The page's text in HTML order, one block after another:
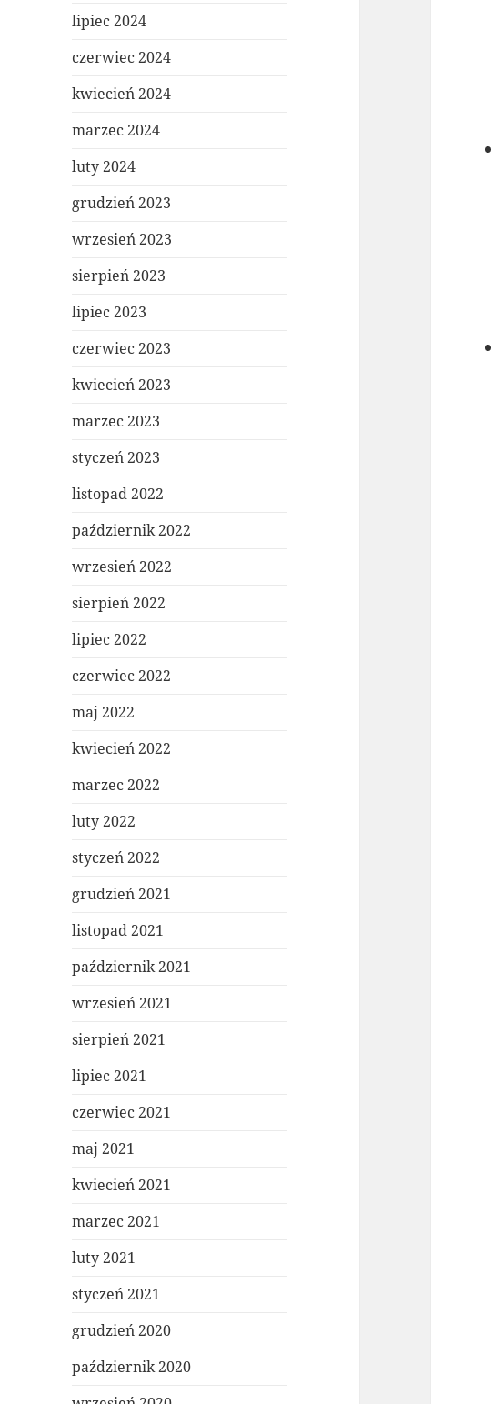
lipiec 2024
czerwiec 2024
kwiecień 2024
marzec 2024
luty 2024
grudzień 2023
wrzesień 2023
sierpień 2023
lipiec 2023
czerwiec 2023
kwiecień 2023
marzec 2023
styczeń 2023
listopad 2022
październik 2022
wrzesień 2022
sierpień 2022
lipiec 2022
czerwiec 2022
maj 2022
kwiecień 2022
marzec 2022
luty 2022
styczeń 2022
grudzień 2021
listopad 2021
październik 2021
wrzesień 2021
sierpień 2021
lipiec 2021
czerwiec 2021
maj 2021
kwiecień 2021
marzec 2021
luty 2021
styczeń 2021
grudzień 2020
październik 2020